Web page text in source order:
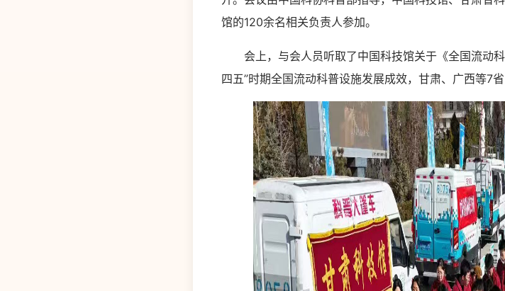
馆的120余名相关负责人参加。
会上，与会人员听取了中国科技馆关于《全国流动科
四五”时期全国流动科普设施发展成效，甘肃、广西等7